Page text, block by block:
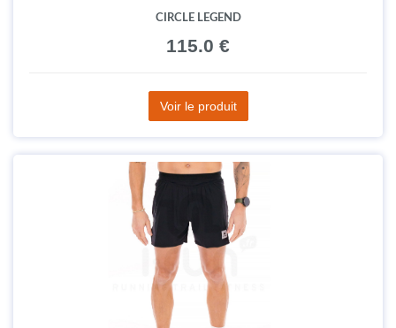
CIRCLE LEGEND
115.0 €
Voir le produit